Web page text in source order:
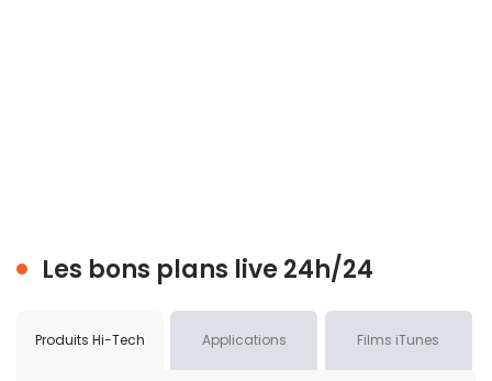
Les bons plans live 24h/24
Produits Hi-Tech Applications Films iTunes